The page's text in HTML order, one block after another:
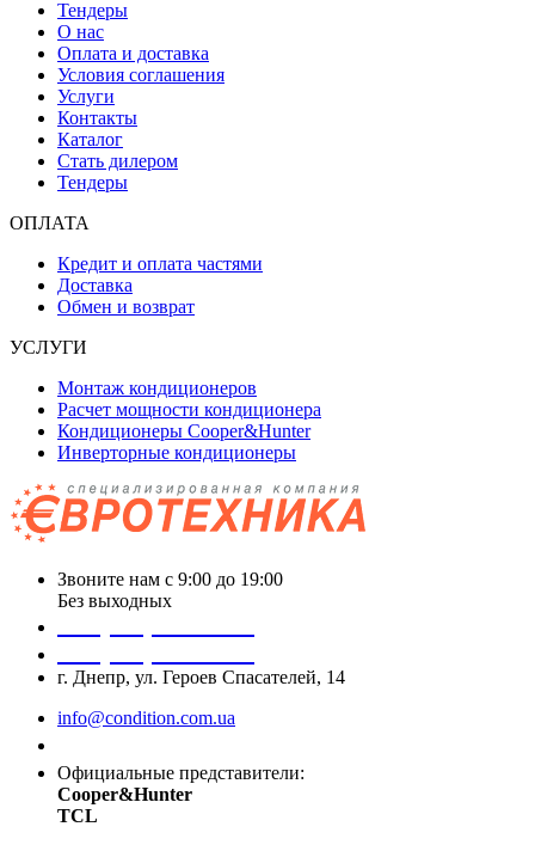
Тендеры
О нас
Оплата и доставка
Условия соглашения
Услуги
Контакты
Каталог
Стать дилером
Тендеры
ОПЛАТА
Кредит и оплата частями
Доставка
Обмен и возврат
УСЛУГИ
Монтаж кондиционеров
Расчет мощности кондиционера
Кондиционеры Cooper&Hunter
Инверторные кондиционеры
Звоните нам с 9:00 до 19:00
Без выходных
г. Днепр, ул. Героев Спасателей, 14
info@condition.com.ua
Официальные представители:
Cooper&Hunter
TCL